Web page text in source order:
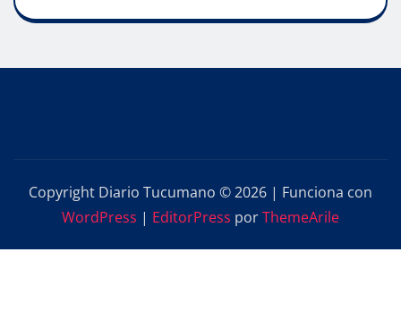
Copyright Diario Tucumano © 2026 | Funciona con
WordPress | EditorPress porThemeArile